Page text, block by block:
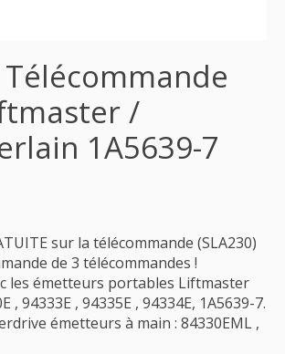
Télécommande
/
1A5639-7
sur la télécommande (SLA230)
de 3 télécommandes !
les émetteurs portables Liftmaster
, 94333E , 94335E , 94334E, 1A5639-7.
émetteurs à main : 84330EML ,